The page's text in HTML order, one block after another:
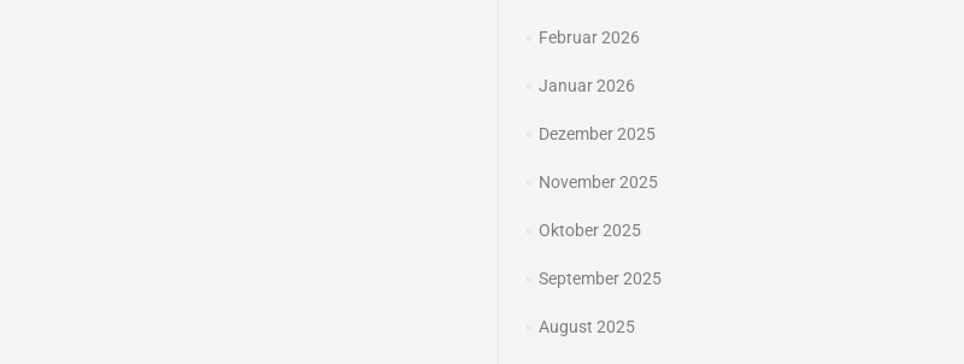
Februar 2026
Januar 2026
Dezember 2025
November 2025
Oktober 2025
September 2025
August 2025